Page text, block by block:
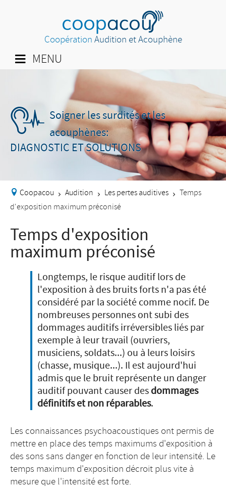
CoopérationAudition et Acouphène
MENU
Soigner les surdités et les
acouphènes:
DIAGNOSTIC ET SOLUTIONS
Coopacou > Audition > Les pertes auditives > Temps
d'exposition maximum préconisé
Temps d'exposition
maximum préconisé
Longtemps, le risque auditif lors de
l'exposition à des bruits forts n'a pas été
considéré par la société comme nocif. De
nombreuses personnes ont subi des
dommages auditifs irréversibles liés par
exemple à leur travail (ouvriers,
musiciens, soldats...) ou à leurs loisirs
(chasse, musique...). Il est aujourd'hui
admis que le bruit représente un danger
auditif pouvant causer desdommages
définitifs et non réparables.
Les connaissances psychoacoustiques ont permis de
mettre en place des temps maximums d'exposition à
des sons sans danger en fonction de leur intensité. Le
temps maximum d'exposition décroit plus vite à
mesure que l'intensité est forte.